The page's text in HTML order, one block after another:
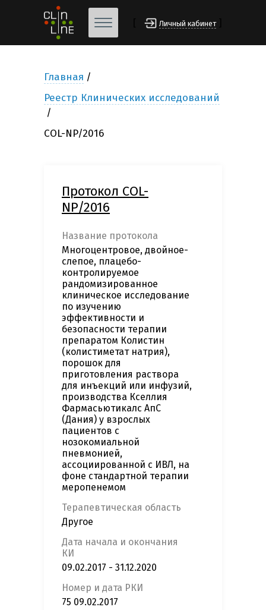
Личный кабинет
Главная
Реестр Клинических исследований
COL-NP/2016
Протокол COL-
NP/2016
Название протокола
Многоцентровое, двойное-
слепое, плацебо-
контролируемое
рандомизированное
клиническое исследование
по изучению
эффективности и
безопасности терапии
препаратом Колистин
(колистиметат натрия),
порошок для
приготовления раствора
для инъекций или инфузий,
производства Кселлия
Фармасьютикалс АпС
(Дания) у взрослых
пациентов с
нозокомиальной
пневмонией,
ассоциированной с ИВЛ, на
фоне стандартной терапии
меропенемом
Терапевтическая область
Другое
Дата начала и окончания
КИ
09.02.2017 - 31.12.2020
Номер и дата РКИ
75 09.02.2017